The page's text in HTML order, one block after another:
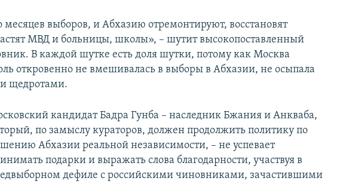
месяцев выборов, и Абхазию отремонтируют, восстановят
МВД и больницы, школы», – шутит высокопоставленный
В каждой шутке есть доля шутки, потому как Москва
откровенно не вмешивалась в выборы в Абхазии, не осыпала
щедротами.
кандидат Бадра Гунба – наследник Бжания и Анкваба,
по замыслу кураторов, должен продолжить политику по
Абхазии реальной независимости, – не успевает
подарки и выражать слова благодарности, участвуя в
дефиле с российскими чиновниками, зачастившими